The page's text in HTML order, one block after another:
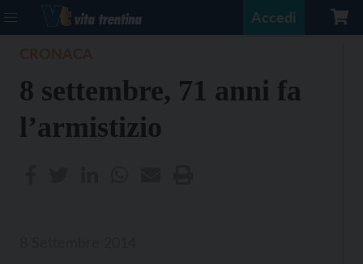
Accedi
8 settembre, 71 anni fa
l’armistizio